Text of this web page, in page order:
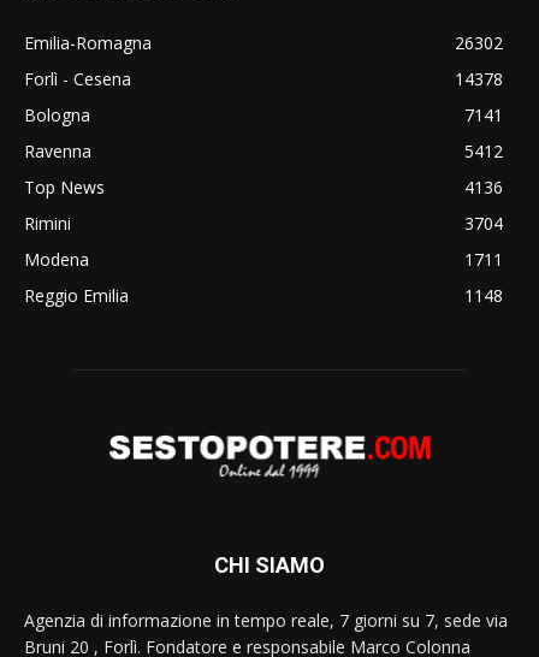
Emilia-Romagna
26302
Forlì - Cesena
14378
Bologna
7141
Ravenna
5412
Top News
4136
Rimini
3704
Modena
1711
Reggio Emilia
1148
CHI SIAMO
Agenzia di informazione in tempo reale, 7 giorni su 7, sede via
Bruni 20 , Forlì. Fondatore e responsabile Marco Colonna